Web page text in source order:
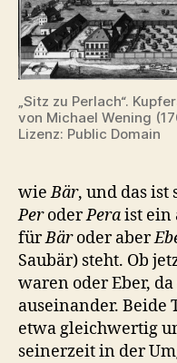
„Sitz zu Perlach“.
von Michael Wening
Lizenz: Public Domain
wieBär, und das ist
PeroderPeraist ein
fürBäroder aber
Saubär) steht. Ob
waren oder Eber,
auseinander.
etwa gleichwertig
seinerzeit in der